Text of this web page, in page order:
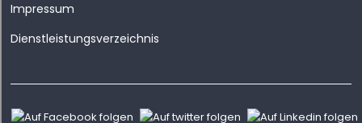
Impressum
Dienstleistungsverzeichnis